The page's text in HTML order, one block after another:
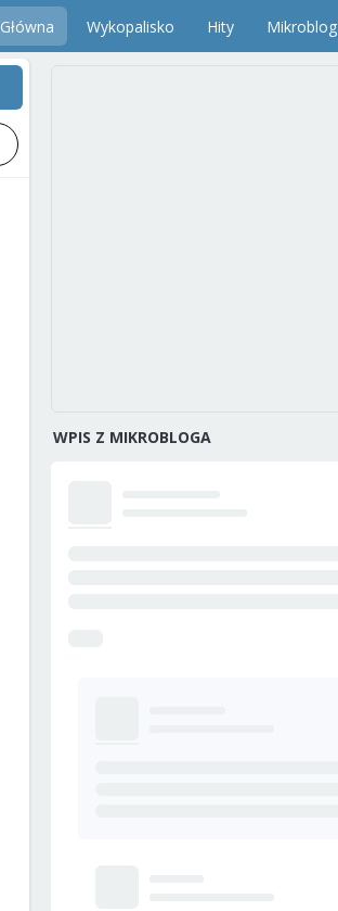
Główna Wykopalisko Hity Mikroblog
WPIS Z MIKROBLOGA